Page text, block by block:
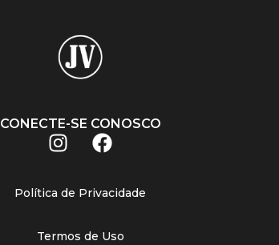
CONECTE-SE CONOSCO
Política de Privacidade
Termos de Uso